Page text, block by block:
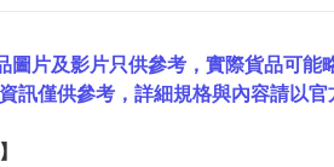
圖片及影片只供參考，實際貨品可能
資訊僅供參考，詳細規格與內容請以